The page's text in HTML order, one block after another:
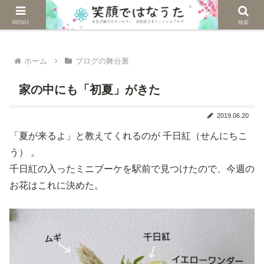
じぶんを生きる。自然に生きる。
ホーム ブログの舞台裏
家の中にも「初夏」がきた
2019.06.20
「夏が来るよ」と教えてくれるのが 千日紅（せんにちこ
う） 。
千日紅の入ったミニブーケを駅前で見つけたので、今週の
お花はこれに決めた。
MENU 検索